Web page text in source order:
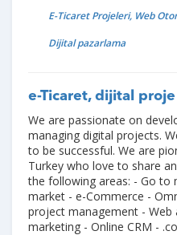
E-Ticaret Projeleri, Web
Dijital pazarlama
e-Ticaret, dijital
We are passionate on
managing digital projects.
to be successful. We are
Turkey who love to share
the following areas: - Go to
market - e-Commerce -
project management - Web
marketing - Online CRM -